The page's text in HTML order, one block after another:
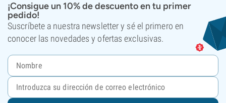
¡Consigue un 10% de descuento en tu primer
pedido!
Suscríbete a nuestra newsletter y sé el primero en
conocer las novedades y ofertas exclusivas.